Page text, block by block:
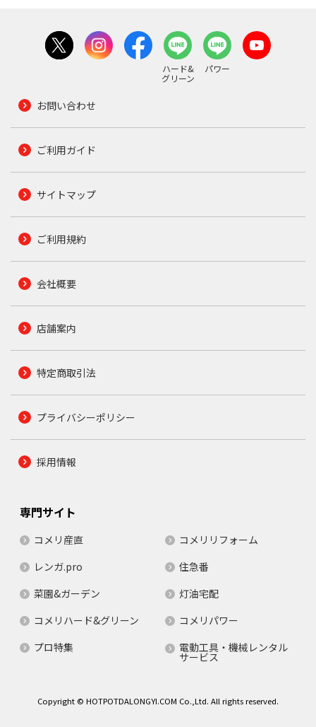
ハード&
グリーン
パワー
お問い合わせ
ご利用ガイド
サイトマップ
ご利用規約
会社概要
店舗案内
特定商取引法
プライバシーポリシー
採用情報
専門サイト
コメリ産直
コメリリフォーム
レンガ.pro
住急番
菜園&ガーデン
灯油宅配
コメリハード&グリーン
コメリパワー
プロ特集
電動工具・機械レンタル
サービス
Copyright © HOTPOTDALONGYI.COM Co.,Ltd. All rights reserved.